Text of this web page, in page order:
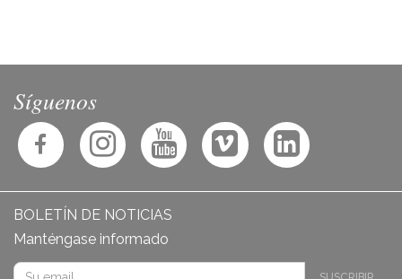
Síguenos
BOLETÍN DE NOTICIAS
Manténgase informado